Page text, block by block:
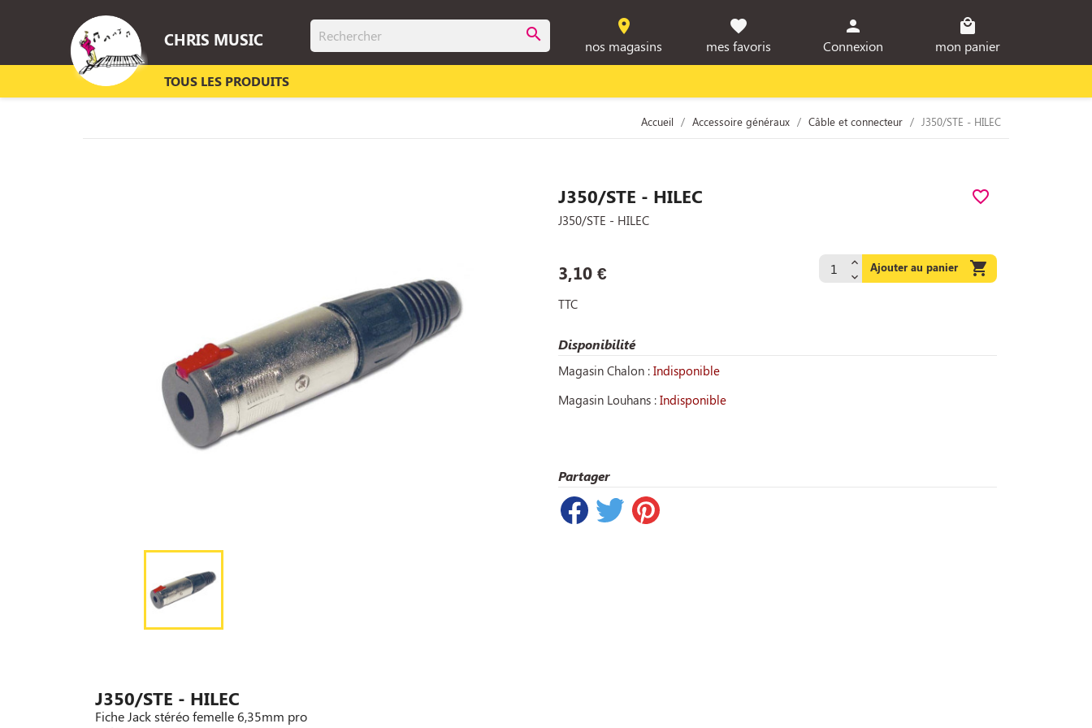
CHRIS MUSIC search room
nos magasins
favorite
mes favoris
person
Connexion
local_mall
mon panier
TOUS LES PRODUITS
Accueil Accessoire généraux Câble et connecteur J350/STE - HILEC
J350/STE - HILEC favorite_border
J350/STE - HILEC
3,10 € Ajouter au panier 
TTC
Disponibilité
Magasin Chalon : Indisponible
Magasin Louhans : Indisponible
Partager
J350/STE - HILEC
Fiche Jack stéréo femelle 6,35mm pro